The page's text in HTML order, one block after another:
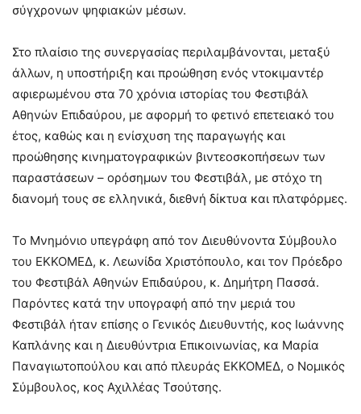
σύγχρονων ψηφιακών μέσων.
Στο πλαίσιο της συνεργασίας περιλαμβάνονται, μεταξύ
άλλων, η υποστήριξη και προώθηση ενός ντοκιμαντέρ
αφιερωμένου στα 70 χρόνια ιστορίας του Φεστιβάλ
Αθηνών Επιδαύρου, με αφορμή το φετινό επετειακό του
έτος, καθώς και η ενίσχυση της παραγωγής και
προώθησης κινηματογραφικών βιντεοσκοπήσεων των
παραστάσεων – ορόσημων του Φεστιβάλ, με στόχο τη
διανομή τους σε ελληνικά, διεθνή δίκτυα και πλατφόρμες.
Το Μνημόνιο υπεγράφη από τον Διευθύνοντα Σύμβουλο
του ΕΚΚΟΜΕΔ, κ. Λεωνίδα Χριστόπουλο, και τον Πρόεδρο
του Φεστιβάλ Αθηνών Επιδαύρου, κ. Δημήτρη Πασσά.
Παρόντες κατά την υπογραφή από την μεριά του
Φεστιβάλ ήταν επίσης ο Γενικός Διευθυντής, κος Ιωάννης
Καπλάνης και η Διευθύντρια Επικοινωνίας, κα Μαρία
Παναγιωτοπούλου και από πλευράς ΕΚΚΟΜΕΔ, ο Νομικός
Σύμβουλος, κος Αχιλλέας Τσούτσης.